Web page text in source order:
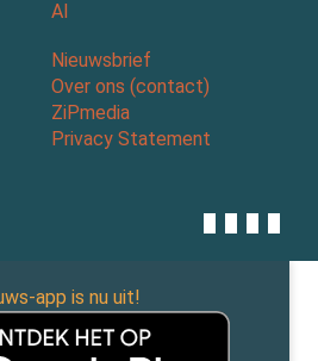
AI
Nieuwsbrief
Over ons (contact)
ZiPmedia
Privacy Statement
app is nu uit!